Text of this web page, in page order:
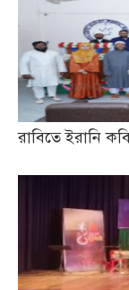
রাবিতে ইরানি